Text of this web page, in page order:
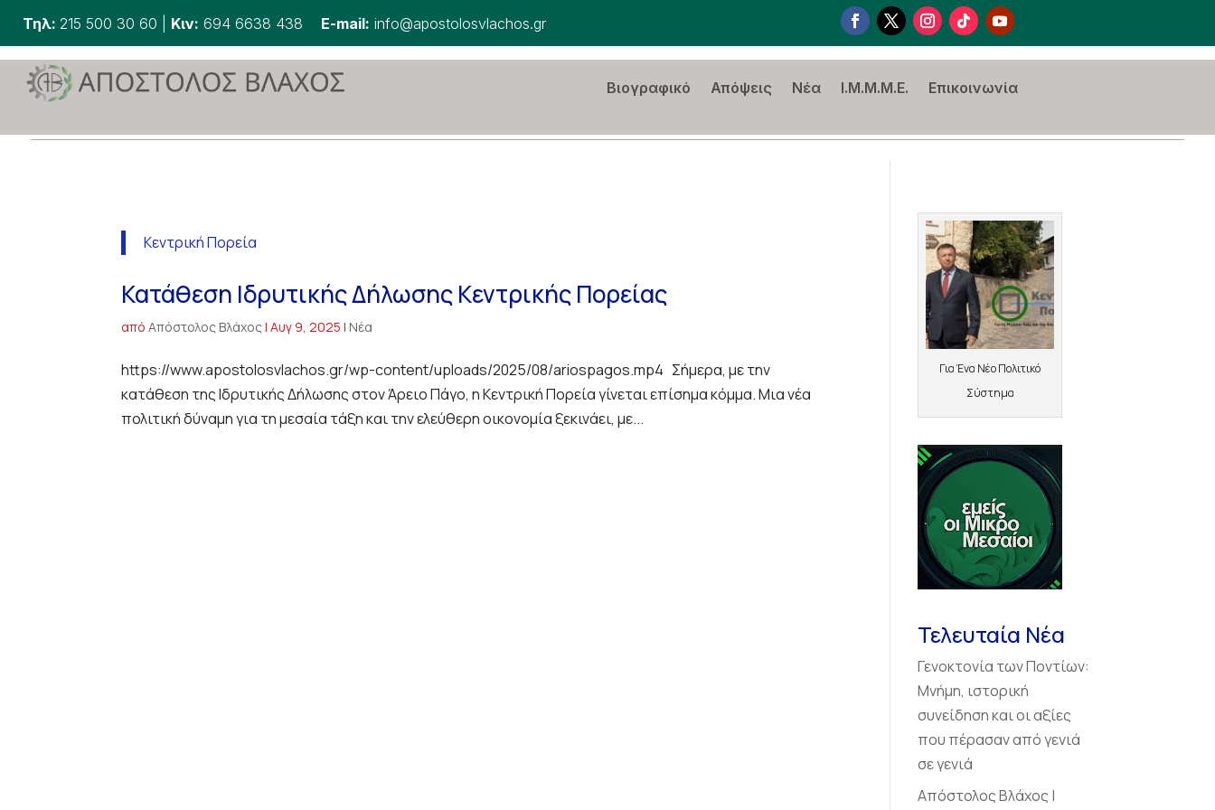
Τηλ: 215 500 30 60 Κιν: 694 6638 438 E-mail: info@apostolosvlachos.gr
Βιογραφικό Απόψεις Νέα I.M.M.M.E. Επικοινωνία
Κεντρική Πορεία
Κατάθεση Ιδρυτικής Δήλωσης Κεντρικής Πορείας
απόΑπόστολος Βλάχος|Αυγ 9, 2025 | Νέα
https://www.apostolosvlachos.gr/wp-content/uploads/2025/08/ariospagos.mp4 Σήμερα, με την
κατάθεση της Ιδρυτικής Δήλωσης στον Άρειο Πάγο, η Κεντρική Πορεία γίνεται επίσημα κόμμα. Μια νέα
πολιτική δύναμη για τη μεσαία τάξη και την ελεύθερη οικονομία ξεκινάει, με...
Για Ένα Νέο Πολιτικό
Σύστημα
Τελευταία Νέα
Γενοκτονία των Ποντίων:
Μνήμη, ιστορική
συνείδηση και οι αξίες
που πέρασαν από γενιά
σε γενιά
Απόστολος Βλάχος |